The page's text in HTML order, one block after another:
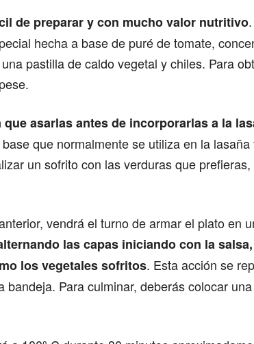
de preparar y con mucho valor nutritivo
hecha a base de puré de tomate,
pastilla de caldo vegetal y chiles. Para
asarlas antes de incorporarlas a la
que normalmente se utiliza en la lasaña
un sofrito con las verduras que
vendrá el turno de armar el plato en
las capas iniciando con la
los vegetales sofritos. Esta acción se
bandeja. Para culminar, deberás colocar